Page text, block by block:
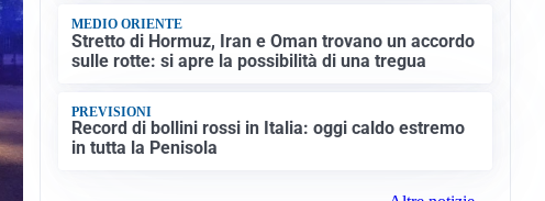
MEDIO ORIENTE
Stretto di Hormuz, Iran e Oman trovano un accordo
sulle rotte: si apre la possibilità di una tregua
PREVISIONI
Record di bollini rossi in Italia: oggi caldo estremo
in tutta la Penisola